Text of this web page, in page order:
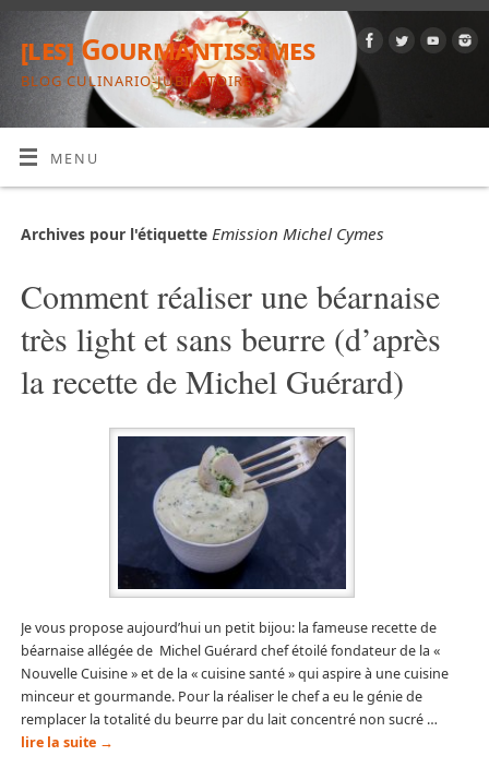
[les] Gourmantissimes
BLOG CULINARIO-JUBILATOIRE
MENU
Archives pour l'étiquette Emission Michel Cymes
Comment réaliser une béarnaise
très light et sans beurre (d’après
la recette de Michel Guérard)
Je vous propose aujourd’hui un petit bijou: la fameuse recette de
béarnaise allégée de Michel Guérard chef étoilé fondateur de la «
Nouvelle Cuisine » et de la « cuisine santé » qui aspire à une cuisine
minceur et gourmande. Pour la réaliser le chef a eu le génie de
remplacer la totalité du beurre par du lait concentré non sucré …
lire la suite →